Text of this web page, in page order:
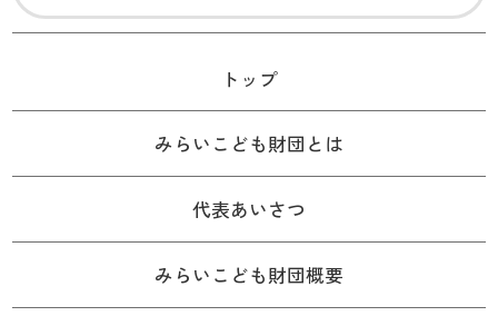
トップ
みらいこども財団とは
代表あいさつ
みらいこども財団概要